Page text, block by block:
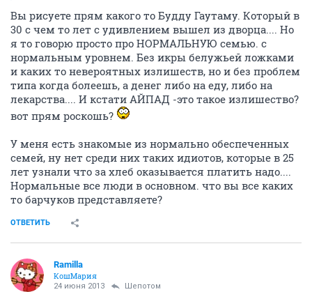
Вы рисуете прям какого то Будду Гаутаму. Который в
30 с чем то лет с удивлением вышел из дворца.... Но
я то говорю просто про НОРМАЛЬНУЮ семью. с
нормальным уровнем. Без икры белужьей ложками
и каких то невероятных излишеств, но и без проблем
типа когда болеешь, а денег либо на еду, либо на
лекарства.... И кстати АЙПАД -это такое излишество?
вот прям роскошь?
У меня есть знакомые из нормально обеспеченных
семей, ну нет среди них таких идиотов, которые в 25
лет узнали что за хлеб оказывается платить надо....
Нормальные все люди в основном. что вы все каких
то барчуков представляете?
ОТВЕТИТЬ
Ramilla
КошМария
24 июня 2013 Шепотом